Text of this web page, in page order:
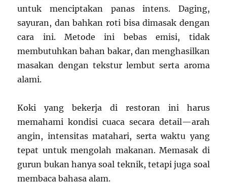
untuk menciptakan panas intens. Daging,
sayuran, dan bahkan roti bisa dimasak dengan
cara ini. Metode ini bebas emisi, tidak
membutuhkan bahan bakar, dan menghasilkan
masakan dengan tekstur lembut serta aroma
alami.
Koki yang bekerja di restoran ini harus
memahami kondisi cuaca secara detail—arah
angin, intensitas matahari, serta waktu yang
tepat untuk mengolah makanan. Memasak di
gurun bukan hanya soal teknik, tetapi juga soal
membaca bahasa alam.